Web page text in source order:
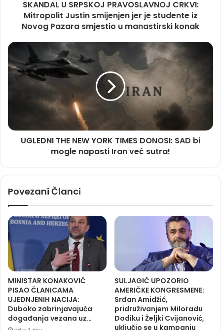
SKANDAL U SRPSKOJ PRAVOSLAVNOJ CRKVI:
Mitropolit Justin smijenjen jer je studente iz
Novog Pazara smjestio u manastirski konak
UGLEDNI THE NEW YORK TIMES DONOSI: SAD bi
mogle napasti Iran već sutra!
Povezani Članci
MINISTAR KONAKOVIĆ
PISAO ČLANICAMA
UJEDNJENIH NACIJA:
Duboko zabrinjavajuća
događanja vezana uz…
SULJAGIĆ UPOZORIO
AMERIČKE KONGRESMENE:
Srđan Amidžić,
pridruživanjem Miloradu
Dodiku i Željki Cvijanović,
uključio se u kampanju